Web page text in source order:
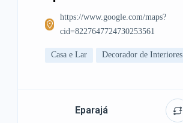
https://www.google.com/maps?
cid=8227647724730253561
Casa e Lar Decorador de Interiores
Eparajá